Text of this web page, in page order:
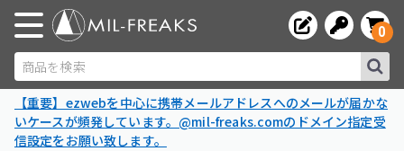
商品を検索
0
【重要】ezwebを中心に携帯メールアドレスへのメールが届かな
いケースが頻発しています。@mil-freaks.comのドメイン指定受
信設定をお願い致します。